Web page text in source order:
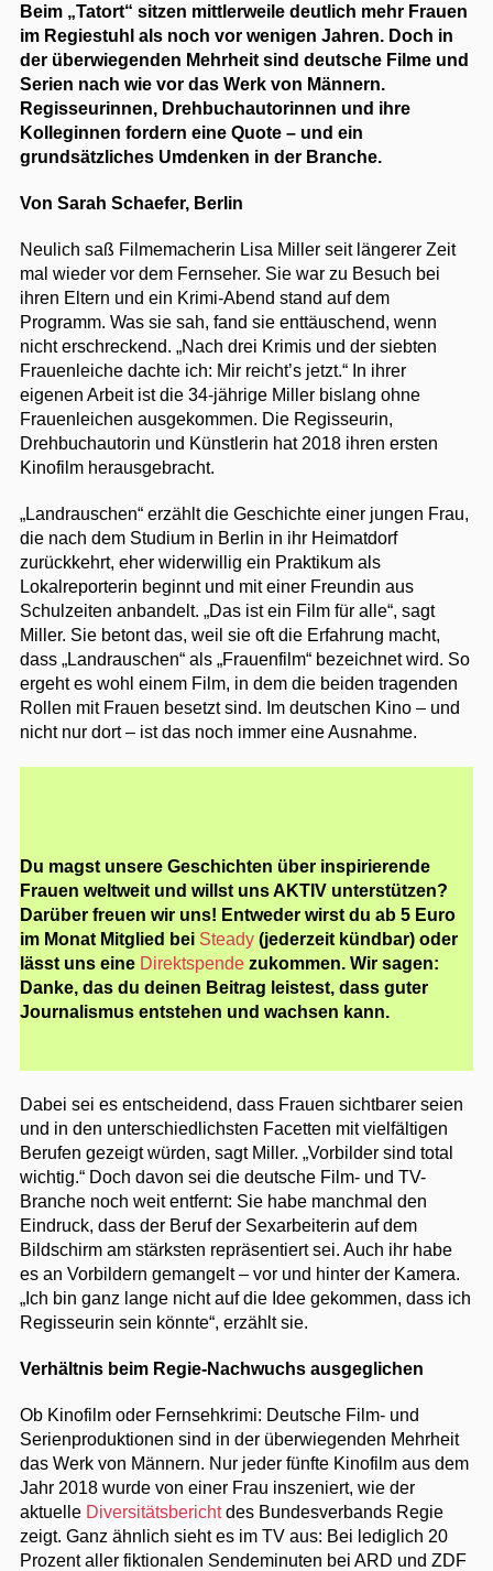
Beim „Tatort“ sitzen mittlerweile deutlich mehr Frauen
im Regiestuhl als noch vor wenigen Jahren. Doch in
der überwiegenden Mehrheit sind deutsche Filme und
Serien nach wie vor das Werk von Männern.
Regisseurinnen, Drehbuchautorinnen und ihre
Kolleginnen fordern eine Quote – und ein
grundsätzliches Umdenken in der Branche.
Von Sarah Schaefer, Berlin
Neulich saß Filmemacherin Lisa Miller seit längerer Zeit
mal wieder vor dem Fernseher. Sie war zu Besuch bei
ihren Eltern und ein Krimi-Abend stand auf dem
Programm. Was sie sah, fand sie enttäuschend, wenn
nicht erschreckend. „Nach drei Krimis und der siebten
Frauenleiche dachte ich: Mir reicht’s jetzt.“ In ihrer
eigenen Arbeit ist die 34-jährige Miller bislang ohne
Frauenleichen ausgekommen. Die Regisseurin,
Drehbuchautorin und Künstlerin hat 2018 ihren ersten
Kinofilm herausgebracht.
„Landrauschen“ erzählt die Geschichte einer jungen Frau,
die nach dem Studium in Berlin in ihr Heimatdorf
zurückkehrt, eher widerwillig ein Praktikum als
Lokalreporterin beginnt und mit einer Freundin aus
Schulzeiten anbandelt. „Das ist ein Film für alle“, sagt
Miller. Sie betont das, weil sie oft die Erfahrung macht,
dass „Landrauschen“ als „Frauenfilm“ bezeichnet wird. So
ergeht es wohl einem Film, in dem die beiden tragenden
Rollen mit Frauen besetzt sind. Im deutschen Kino – und
nicht nur dort – ist das noch immer eine Ausnahme.
Du magst unsere Geschichten über inspirierende
Frauen weltweit und willst uns AKTIV unterstützen?
Darüber freuen wir uns! Entweder wirst du ab 5 Euro
im Monat Mitglied bei Steady (jederzeit kündbar) oder
lässt uns eine Direktspende zukommen. Wir sagen:
Danke, das du deinen Beitrag leistest, dass guter
Journalismus entstehen und wachsen kann.
Dabei sei es entscheidend, dass Frauen sichtbarer seien
und in den unterschiedlichsten Facetten mit vielfältigen
Berufen gezeigt würden, sagt Miller. „Vorbilder sind total
wichtig.“ Doch davon sei die deutsche Film- und TV-
Branche noch weit entfernt: Sie habe manchmal den
Eindruck, dass der Beruf der Sexarbeiterin auf dem
Bildschirm am stärksten repräsentiert sei. Auch ihr habe
es an Vorbildern gemangelt – vor und hinter der Kamera.
„Ich bin ganz lange nicht auf die Idee gekommen, dass ich
Regisseurin sein könnte“, erzählt sie.
Verhältnis beim Regie-Nachwuchs ausgeglichen
Ob Kinofilm oder Fernsehkrimi: Deutsche Film- und
Serienproduktionen sind in der überwiegenden Mehrheit
das Werk von Männern. Nur jeder fünfte Kinofilm aus dem
Jahr 2018 wurde von einer Frau inszeniert, wie der
aktuelle Diversitätsberichtdes Bundesverbands Regie
zeigt. Ganz ähnlich sieht es im TV aus: Bei lediglich 20
Prozent aller fiktionalen Sendeminuten bei ARD und ZDF